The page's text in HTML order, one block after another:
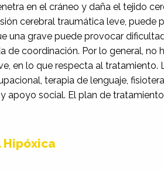
en el cráneo y daña el tejido
cerebral traumática leve, puede
una grave puede provocar
de coordinación. Por lo general, no
en lo que respecta al tratamiento.
terapia de lenguaje,
apoyo social. El plan de